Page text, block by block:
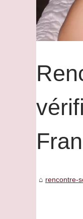
rencontre-